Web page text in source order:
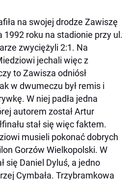
na swojej drodze Zawiszę
1992 roku na stadionie przy ul.
zwyciężyli 2:1. Na
jechali więc z
to Zawisza odniósł
w dwumeczu był remis i
W niej padła jedna
autorem został Artur
stał się więc faktem.
musieli pokonać dobrych
Gorzów Wielkopolski. W
się Daniel Dyluś, a jedno
Cymbała. Trzybramkowa